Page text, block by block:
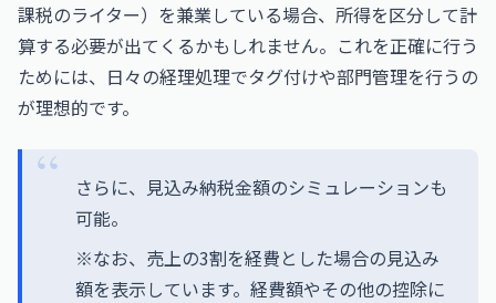
課税のライター）を兼業している場合、所得を区分して計
算する必要が出てくるかもしれません。これを正確に行う
ためには、日々の経理処理でタグ付けや部門管理を行うの
が理想的です。
さらに、見込み納税金額のシミュレーションも
可能。
※なお、売上の3割を経費とした場合の見込み
額を表示しています。経費額やその他の控除に